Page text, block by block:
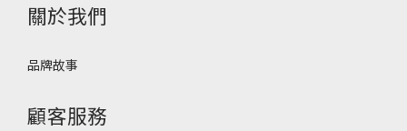
關於我們
品牌故事
顧客服務